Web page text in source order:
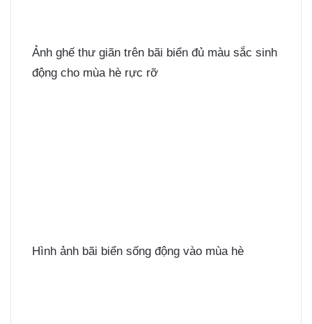
Ảnh ghế thư giãn trên bãi biển đủ màu sắc sinh
động cho mùa hè rực rỡ
Hình ảnh bãi biển sống động vào mùa hè